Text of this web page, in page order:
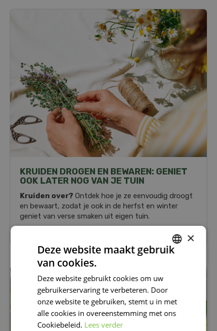
KRUIDEN DROGEN EN BEWAREN: GENIET
OOK LATER NOG VAN JE TUIN
Kruiden over? Ontdek hoe je ze eenvoudig droogt
en bewaart, zodat je ook in de herfst en winter
geniet van verse smaken uit eigen tuin.
KAMERPLANTEN
×
Deze website maakt gebruik
van cookies.
Deze website gebruikt cookies om uw
gebruikerservaring te verbeteren. Door
onze website te gebruiken, stemt u in met
alle cookies in overeenstemming met ons
Cookiebeleid. Lees verder